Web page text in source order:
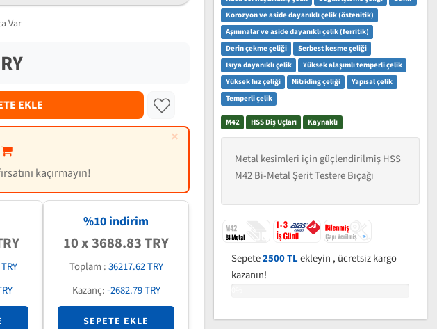
Var
EKLE
×
kaçırmayın!
%10 indirim
10 x 3688.83 TRY
Toplam :36217.62 TRY
Kazanç:-2682.79 TRY
SEPETE EKLE
Korozyon ve aside dayanıklı çelik (östenitik)
Aşınmalar ve aside dayanıklı çelik (ferritik)
Derin çekme çeliği
Serbest kesme çeliği
Isıya dayanıklı çelik
Yüksek alaşımlı temperli çelik
Yüksek hız çeliği
Nitriding çeliği
Yapısal çelik
Temperli çelik
M42 HSS Diş Uçları Kaynaklı
Metal kesimleri için güçlendirilmiş HSS
M42 Bi-Metal Şerit Testere Bıçağı
Sepete2500 TLekleyin , ücretsiz kargo
kazanın!